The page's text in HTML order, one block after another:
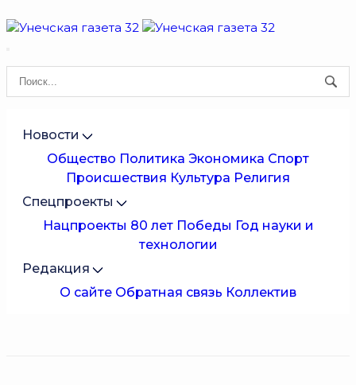
Новости
Общество Политика Экономика Спорт
Происшествия Культура Религия
Спецпроекты
Нацпроекты 80 лет Победы Год науки и
технологии
Редакция
О сайте Обратная связь Коллектив